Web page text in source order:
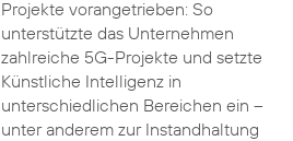
Projekte vorangetrieben: So
unterstützte das Unternehmen
zahlreiche 5G-Projekte und setzte
Künstliche Intelligenz in
unterschiedlichen Bereichen ein –
unter anderem zur Instandhaltung